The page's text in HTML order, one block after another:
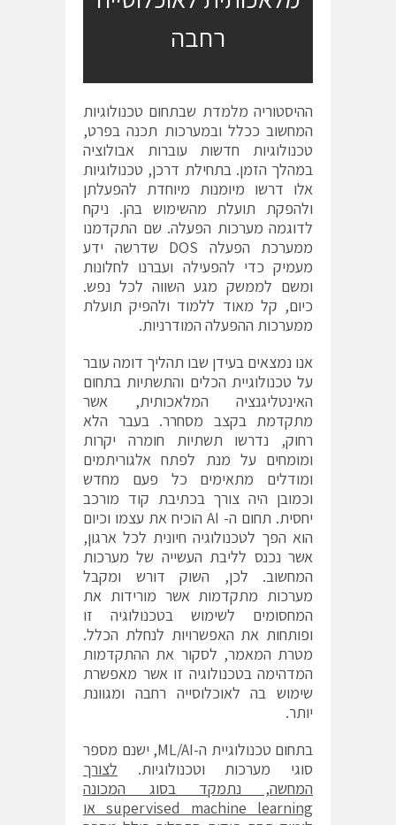
רחבה
ההיסטוריה מלמדת שבתחום טכנולוגיות
המחשוב ככלל ובמערכות תכנה בפרט,
טכנולוגיות חדשות עוברות אבולוציה
במהלך הזמן. בתחילת דרכן, טכנולוגיות
אלו דרשו מיומנות מיוחדת להפעלתן
ולהפקת תועלת מהשימוש בהן. ניקח
לדוגמה מערכות הפעלה. שם התקדמנו
ממערכת הפעלה DOS שדרשה ידע
מעמיק כדי להפעילה ועברנו לחלונות
ומשם לממשק מגע השווה לכל נפש.
כיום, קל מאוד ללמוד ולהפיק תועלת
ממערכות ההפעלה המודרניות.
אנו נמצאים בעידן שבו תהליך דומה עובר
על טכנולוגיית הכלים והתשתיות בתחום
האינטליגנציה המלאכותית, אשר
מתקדמת בקצב מסחרר. בעבר הלא
רחוק, נדרשו תשתיות חומרה יקרות
ומומחים על מנת לפתח אלגוריתמים
ומודלים מתאימים כל פעם מחדש
וכמובן היה צורך בכתיבת קוד מורכב
יחסית. תחום ה- AI הוכיח את עצמו וכיום
הוא הפך לטכנולוגיה חיונית לכל ארגון,
אשר נכנס לליבת העשייה של מערכות
המחשוב. לכן, השוק דורש ומקבל
מערכות מתקדמות אשר מורידות את
המחסומים לשימוש בטכנולוגיה זו
ופותחות את האפשרויות לנחלת הכלל.
מטרת המאמר, לסקור את ההתקדמות
המדהימה בטכנולוגיה זו אשר מאפשרת
שימוש בה לאוכלוסייה רחבה ומגוונת
יותר.
בתחום טכנולוגיית ה-ML/AI, ישנם מספר
סוגי מערכות וטכנולוגיות. לצורך
המחשה, נתמקד בסוג המכונה
supervised machine learning או